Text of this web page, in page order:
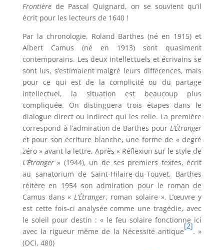
Frontièrede Pascal Quignard, on se souvient qu’il
écrit pour les lecteurs de 1640 !
Par la chronologie, Roland Barthes (né en 1915) et
Albert Camus (né en 1913) sont quasiment
contemporains. Les deux intellectuels et écrivains se
sont lus, s’estimaient malgré leurs différences, mais
pour ce qui est de la complicité ou du partage
intellectuel, la situation est beaucoup plus
compliquée. On distinguera trois étapes dans le
dialogue direct ou indirect qui les relie. La première
correspond à l’admiration de Barthes pourL’Étranger
et pour son écriture blanche, une forme de « degré
zéro » avant la lettre. Après « Réflexion sur le style de
L’Étranger» (1944), un de ses premiers textes, écrit
au sanatorium de Saint-Hilaire-du-Touvet, Barthes
réitère en 1954 son admiration pour le roman de
Camus dans «L’Étranger, roman solaire ». L’œuvre y
est cette fois-ci analysée comme une tragédie, avec
le soleil pour destin : « le feu solaire fonctionne ici
avec la rigueur même de la Nécessité antique
[2]
. »
(OCI, 480)